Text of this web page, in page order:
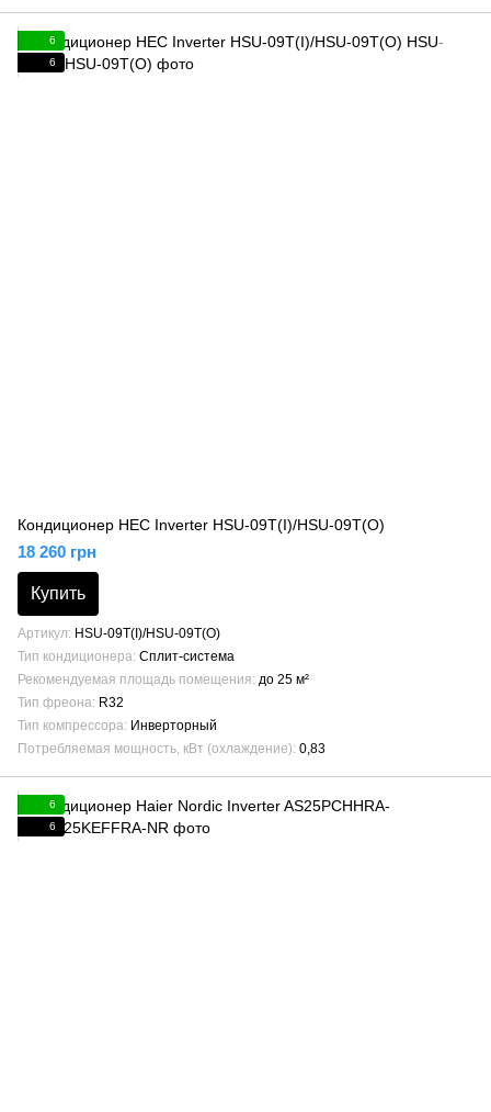
6
6
Кондиционер HEC Inverter HSU-09T(I)/HSU-09T(O)
18 260 грн
Купить
Артикул
HSU-09T(I)/HSU-09T(O)
Тип кондиционера Сплит-система
Рекомендуемая площадь помещения до 25 м²
Тип фреона R32
Тип компрессора Инверторный
Потребляемая мощность, кВт (охлаждение) 0,83
6
6